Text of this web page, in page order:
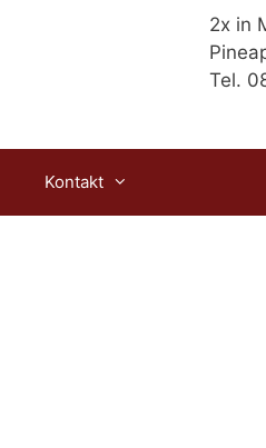
2x in
Tel.
Kontakt